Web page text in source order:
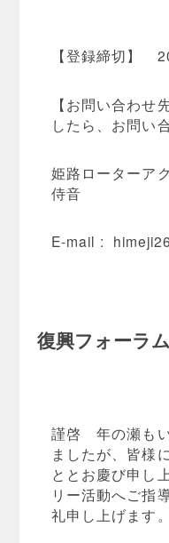
【登録締切】
【お問い合わせ
したら、お問い
姫路ローター
侍音
E-mail :
復興フォーラ
謹啓 年の瀬も
ましたが、皆様
ととお慶び申し
リー活動へご指
礼申し上げます。